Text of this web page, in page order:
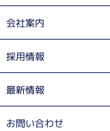
会社案内
採用情報
最新情報
お問い合わせ